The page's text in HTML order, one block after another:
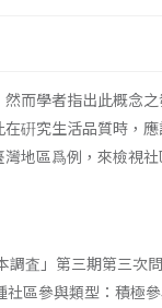
而學者指出此概念
硏究生活品質時，
地區爲例，來檢視
査」第三期第三
區參與類型：積